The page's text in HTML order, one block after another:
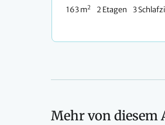
163 m2 2 Etagen 3
Mehr von diesem